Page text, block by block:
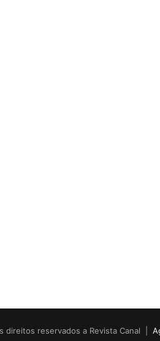
direitos reservados a Revista Canal |